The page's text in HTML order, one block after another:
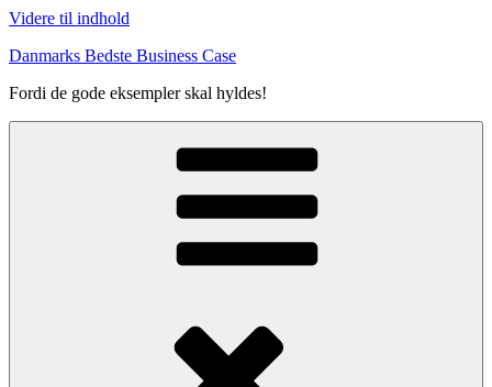
Videre til indhold
Danmarks Bedste Business Case
Fordi de gode eksempler skal hyldes!